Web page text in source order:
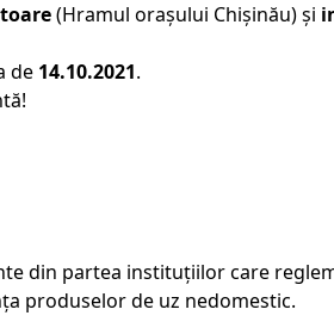
(Hramul orașului Chișinău) și
de 14.10.2021.
din partea instituțiilor care
produselor de uz nedomestic.